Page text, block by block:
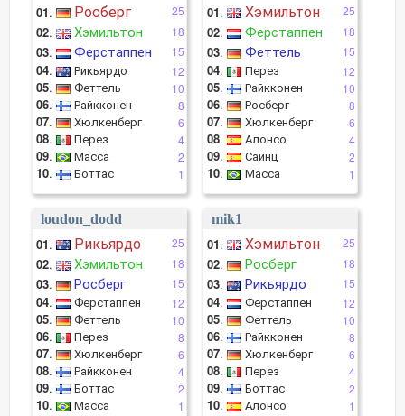
25
01. Росберг
18
02. Хэмильтон
15
03. Ферстаппен
12
04. Рикьярдо
10
05. Феттель
8
06. Райкконен
6
07. Хюлкенберг
4
08. Перез
2
09. Масса
1
10. Боттас
25
01. Хэмильтон
18
02. Ферстаппен
15
03. Феттель
12
04. Перез
10
05. Райкконен
8
06. Росберг
6
07. Хюлкенберг
4
08. Алонсо
2
09. Сайнц
1
10. Масса
loudon_dodd
25
01. Рикьярдо
18
02. Хэмильтон
15
03. Росберг
12
04. Ферстаппен
10
05. Феттель
8
06. Перез
6
07. Хюлкенберг
4
08. Райкконен
2
09. Боттас
1
10. Масса
mik1
25
01. Хэмильтон
18
02. Росберг
15
03. Рикьярдо
12
04. Ферстаппен
10
05. Феттель
8
06. Райкконен
6
07. Хюлкенберг
4
08. Перез
2
09. Боттас
1
10. Алонсо